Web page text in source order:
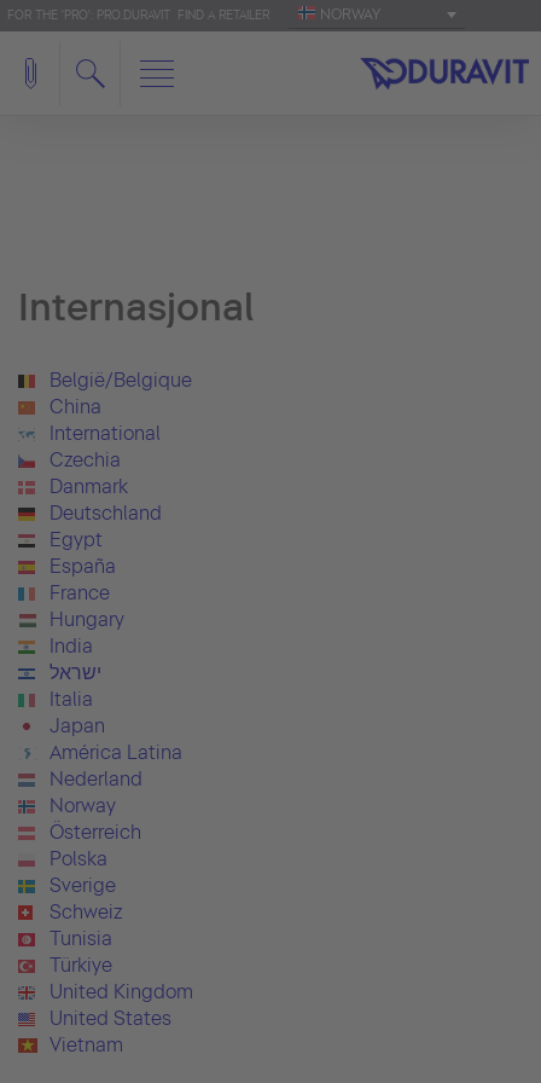
FOR THE 'PRO': PRO.DURAVIT FIND A RETAILER NORWAY
Internasjonal
België/Belgique
China
International
Czechia
Danmark
Deutschland
Egypt
España
France
Hungary
India
ישראל
Italia
Japan
América Latina
Nederland
Norway
Österreich
Polska
Sverige
Schweiz
Tunisia
Türkiye
United Kingdom
United States
Vietnam